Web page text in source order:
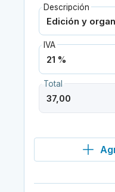
Descripción
IVA
Total